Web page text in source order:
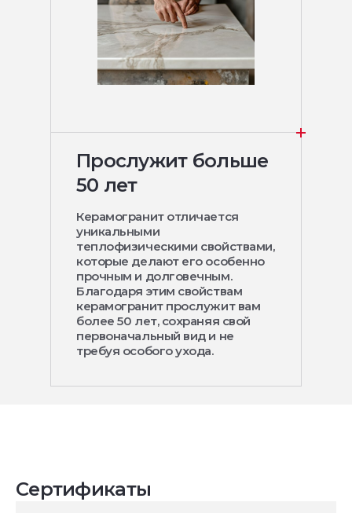
Прослужит больше
50 лет
Керамогранит отличается
уникальными
теплофизическими свойствами,
которые делают его особенно
прочным и долговечным.
Благодаря этим свойствам
керамогранит прослужит вам
более 50 лет, сохраняя свой
первоначальный вид и не
требуя особого ухода.
Сертификаты